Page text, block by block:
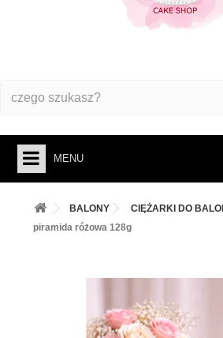
MENU
PIECZENIE
AKCESORIA IMPREZOWE
BALONY CIĘŻARKI DO
piramida różowa 128g